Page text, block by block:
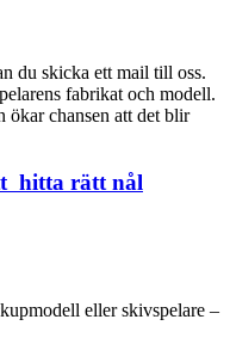
du skicka ett mail till oss.
fabrikat och modell.
ökar chansen att det blir
hitta rätt nål
eller skivspelare –